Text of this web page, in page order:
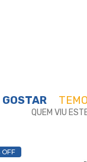
QUEM VIU
OFF